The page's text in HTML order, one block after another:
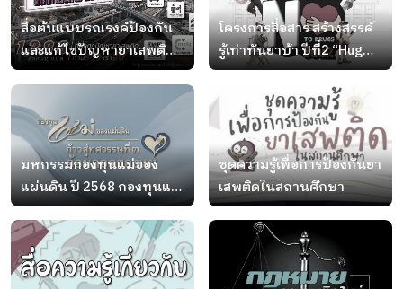
สื่อต้นแบบรณรงค์ป้องกัน
และแก้ไขปัญหายาเสพติด
ในช่วงเทศกาลปีใหม่ ประจำ
โครงการสื่อสาร สร้างสรรค์
รู้เท่าทันยาบ้า ปีที่2 “Hug
Your Dream; Light Up Your
Life.” กอดฝัน จุดพลังชีวิต
มหกรรมกองทุนแม่ของ
แผ่นดิน ปี 2568 กองทุนแม่
ของแผ่นดิน “ก้าวสู่ทศวรรษ
ที่ 3 อ้อมกอดของแม่”
ชุดความรู้เพื่อการป้องกันยา
เสพติดในสถานศึกษา